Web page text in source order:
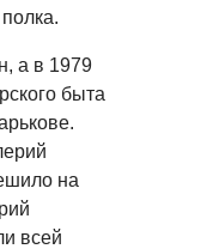
а в 1979
быта
на
всей